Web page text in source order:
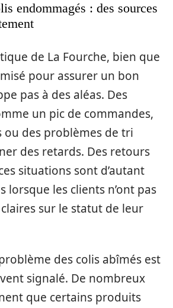
endommagés : des sources
de La Fourche, bien que
pour assurer un bon
pas à des aléas. Des
un pic de commandes,
ou des problèmes de tri
des retards. Des retours
situations sont d’autant
lorsque les clients n’ont pas
sur le statut de leur
des colis abîmés est
signalé. De nombreux
que certains produits